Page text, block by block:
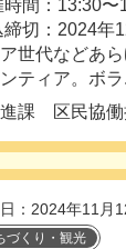
時間：13:30〜
締切：2024年
世代などあ
ティア。ボラ
課 区民協働
：2024年11月
づくり・観光